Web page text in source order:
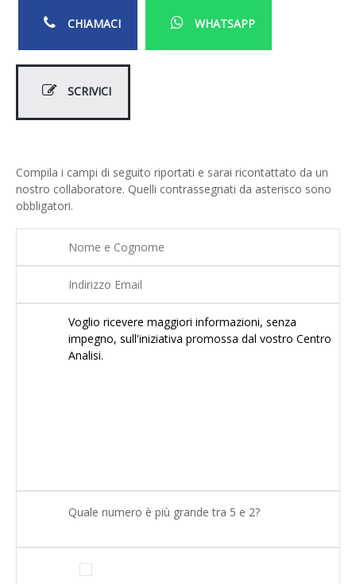
CHIAMACI WHATSAPP
SCRIVICI
Compila i campi di seguito riportati e sarai ricontattato da un
nostro collaboratore. Quelli contrassegnati da asterisco sono
obbligatori.
Quale numero è più grande tra 5 e 2?